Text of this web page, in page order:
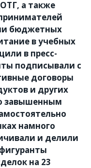
а также
бюджетных
в учебных
в пресс-
подписывали с
договоры
и других
завышенным
намного
и делили
на 23